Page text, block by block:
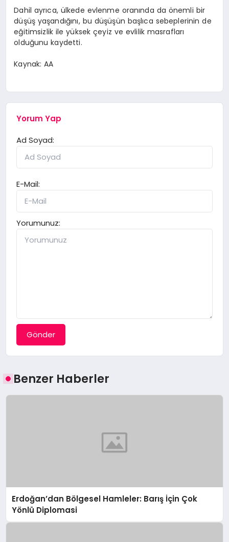
Dahil ayrıca, ülkede evlenme oranında da önemli bir
düşüş yaşandığını, bu düşüşün başlıca sebeplerinin de
eğitimsizlik ile yüksek çeyiz ve evlilik masrafları
olduğunu kaydetti.
Kaynak: AA
Yorum Yap
Ad Soyad:
E-Mail:
Yorumunuz:
Gönder
Benzer Haberler
Erdoğan’dan Bölgesel Hamleler: Barış İçin Çok
Yönlü Diplomasi